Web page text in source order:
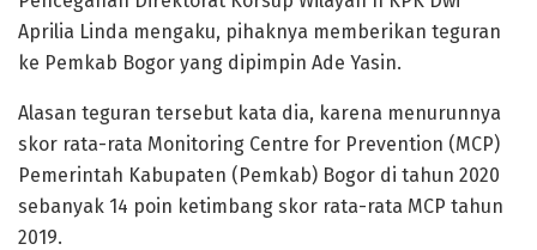
Aprilia Linda mengaku, pihaknya memberikan teguran
ke Pemkab Bogor yang dipimpin Ade Yasin.
Alasan teguran tersebut kata dia, karena menurunnya
skor rata-rata Monitoring Centre for Prevention (MCP)
Pemerintah Kabupaten (Pemkab) Bogor di tahun 2020
sebanyak 14 poin ketimbang skor rata-rata MCP tahun
2019.